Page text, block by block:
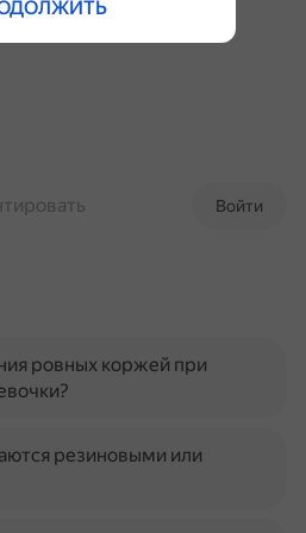
Войти
ровных коржей при
резиновыми или